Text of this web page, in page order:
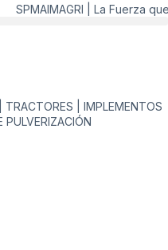
TRACTORES
IMPLEMENTOS
PULVERIZACIÓN